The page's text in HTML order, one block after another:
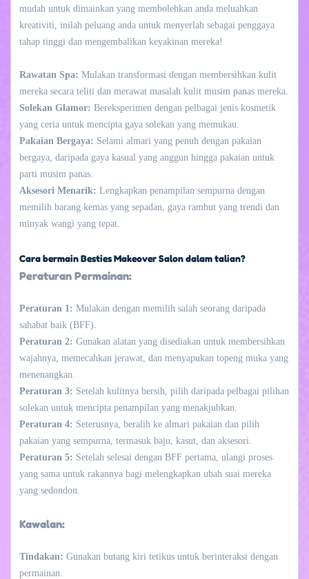
mudah untuk dimainkan yang membolehkan anda meluahkan
kreativiti, inilah peluang anda untuk menyerlah sebagai penggaya
tahap tinggi dan mengembalikan keyakinan mereka!
Rawatan Spa: Mulakan transformasi dengan membersihkan kulit
mereka secara teliti dan merawat masalah kulit musim panas mereka.
Solekan Glamor: Bereksperimen dengan pelbagai jenis kosmetik
yang ceria untuk mencipta gaya solekan yang memukau.
Pakaian Bergaya: Selami almari yang penuh dengan pakaian
bergaya, daripada gaya kasual yang anggun hingga pakaian untuk
parti musim panas.
Aksesori Menarik: Lengkapkan penampilan sempurna dengan
memilih barang kemas yang sepadan, gaya rambut yang trendi dan
minyak wangi yang tepat.
Cara bermain Besties Makeover Salon dalam talian?
Peraturan Permainan:
Peraturan 1: Mulakan dengan memilih salah seorang daripada
sahabat baik (BFF).
Peraturan 2: Gunakan alatan yang disediakan untuk membersihkan
wajahnya, memecahkan jerawat, dan menyapukan topeng muka yang
menenangkan.
Peraturan 3: Setelah kulitnya bersih, pilih daripada pelbagai pilihan
solekan untuk mencipta penampilan yang menakjubkan.
Peraturan 4: Seterusnya, beralih ke almari pakaian dan pilih
pakaian yang sempurna, termasuk baju, kasut, dan aksesori.
Peraturan 5: Setelah selesai dengan BFF pertama, ulangi proses
yang sama untuk rakannya bagi melengkapkan ubah suai mereka
yang sedondon.
Kawalan:
Tindakan: Gunakan butang kiri tetikus untuk berinteraksi dengan
permainan.